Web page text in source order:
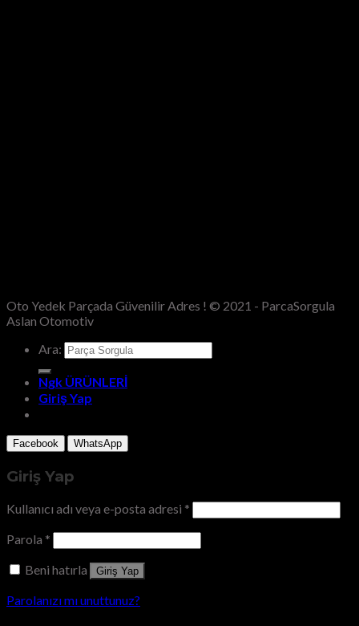
Oto Yedek Parçada Güvenilir Adres ! © 2021 - ParcaSorgula
Aslan Otomotiv
Ara:
Ngk ÜRÜNLERİ
Giriş Yap
Facebook WhatsApp
Giriş Yap
Kullanıcı adı veya e-posta adresi *
Parola *
Beni hatırla
Giriş Yap
Parolanızı mı unuttunuz?